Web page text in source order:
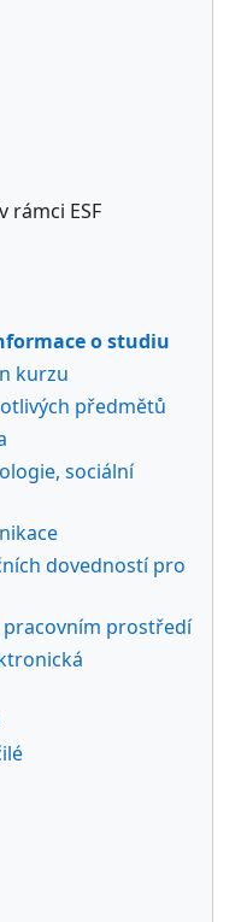
rámci ESF
o studiu
kurzu
předmětů
sociální
dovedností pro
pracovním prostředí